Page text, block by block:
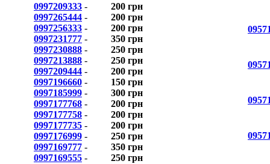
0997209333 -
200 грн
0997265444 -
200 грн
0997256333 -
200 грн
0997231777 -
350 грн
0997230888 -
250 грн
0997213888 -
250 грн
0997209444 -
200 грн
0997196660 -
150 грн
0997185999 -
300 грн
0997177768 -
200 грн
0997177758 -
200 грн
0997177735 -
200 грн
0997176999 -
250 грн
0997169777 -
350 грн
0997169555 -
250 грн